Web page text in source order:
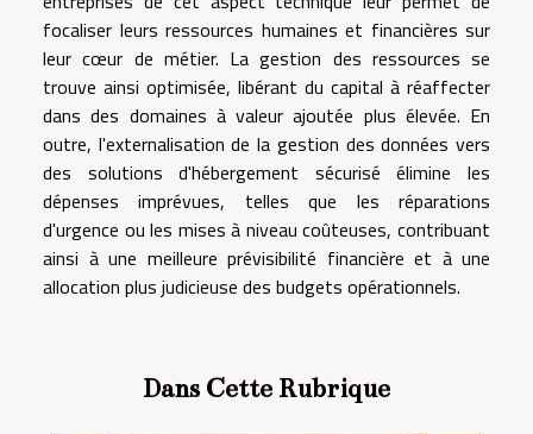
focaliser leurs ressources humaines et financières sur
leur cœur de métier. La gestion des ressources se
trouve ainsi optimisée, libérant du capital à réaffecter
dans des domaines à valeur ajoutée plus élevée. En
outre, l'externalisation de la gestion des données vers
des solutions d'hébergement sécurisé élimine les
dépenses imprévues, telles que les réparations
d'urgence ou les mises à niveau coûteuses, contribuant
ainsi à une meilleure prévisibilité financière et à une
allocation plus judicieuse des budgets opérationnels.
Dans Cette Rubrique